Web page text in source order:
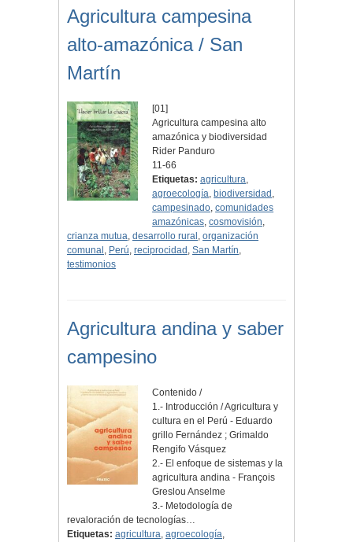
Agricultura campesina
alto-amazónica / San
Martín
[01]
Agricultura campesina alto
amazónica y biodiversidad
Rider Panduro
11-66
Etiquetas: agricultura,
agroecología, biodiversidad ,
campesinado,comunidades
amazónicas,cosmovisión,
crianza mutua, desarrollo rural , organización
comunal , Perú, reciprocidad , San Martín,
testimonios
Agricultura andina y saber
campesino
Contenido /
1.- Introducción / Agricultura y
cultura en el Perú - Eduardo
grillo Fernández ; Grimaldo
Rengifo Vásquez
2.- El enfoque de sistemas y la
agricultura andina - François
Greslou Anselme
3.- Metodología de
revaloración de tecnologías…
Etiquetas: agricultura, agroecología,